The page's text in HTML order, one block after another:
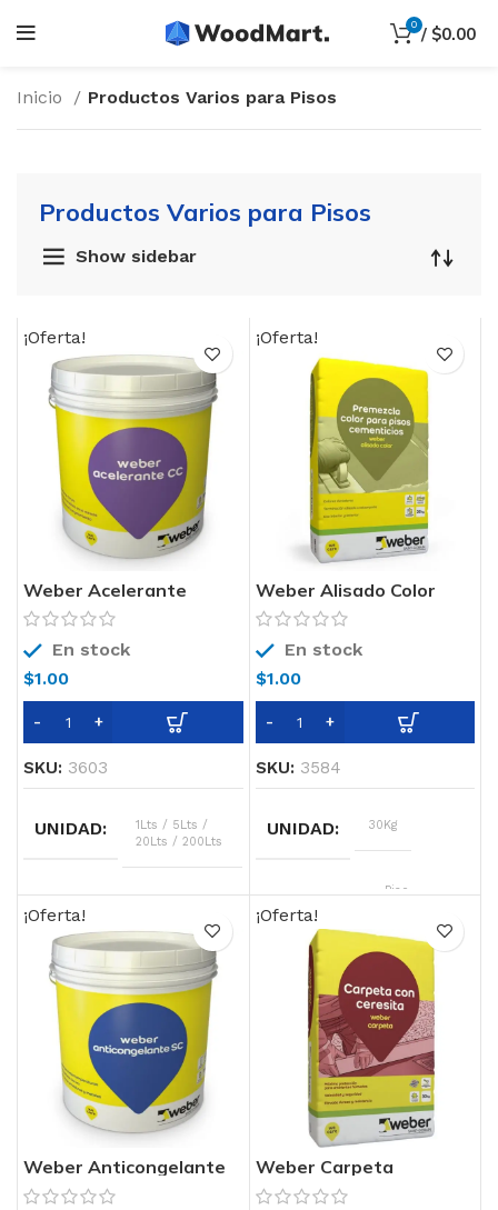
0 / $0.00
Inicio Productos Varios para Pisos
Productos Varios para Pisos
Show sidebar
¡Oferta!
Weber Acelerante
En stock
$1.00
SKU: 3603
UNIDAD
1Lts / 5Lts /
20Lts / 200Lts
COLOR Rojizo
¡Oferta!
Weber Alisado Color
En stock
$1.00
SKU: 3584
UNIDAD 30Kg
SOPORTE Piso
COLOR ver carta
¡Oferta!
Weber Anticongelante
¡Oferta!
Weber Carpeta